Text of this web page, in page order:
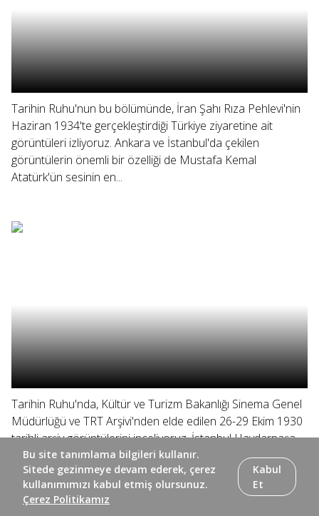
Tarihin Ruhu'nun bu bölümünde, İran Şahı Rıza Pehlevi'nin
Haziran 1934'te gerçekleştirdiği Türkiye ziyaretine ait
görüntüleri izliyoruz. Ankara ve İstanbul'da çekilen
görüntülerin önemli bir özelliği de Mustafa Kemal
Atatürk'ün sesinin en...
Tarihin Ruhu'nda, Kültür ve Turizm Bakanlığı Sinema Genel
Müdürlüğü ve TRT Arşivi'nden elde edilen 26-29 Ekim 1930
tarihli arşiv görüntülerini inceliyoruz. İstanbul Haydarpaşa
Garı'ndan Ankara'ya doğru yapılan tren seyahatinde,
Yunanistan...
Bu site tanımlama bilgileri kullanır.
Sitede gezinmeye devam ederek, çerez
kullanımımızı kabul etmiş olursunuz.
Çerez Politikamız
Kabul
Et